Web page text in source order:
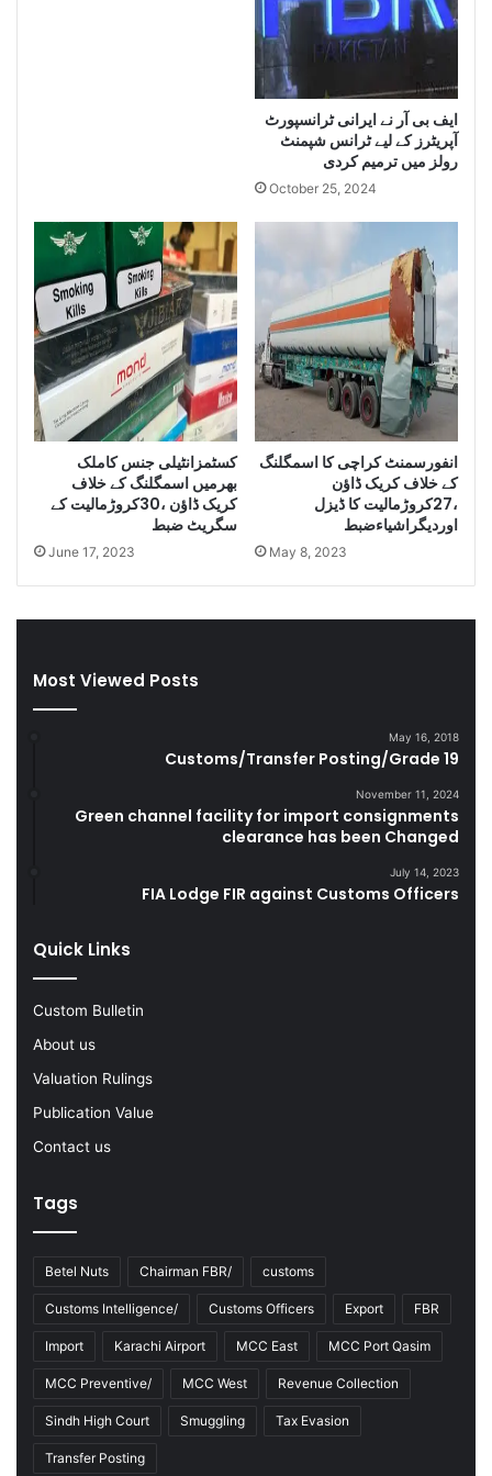
a
t
i
t
o
f
S
m
g
e
g
t
F
0
2
-
2
ایف بی آر نے ایرانی ٹرانسپورٹ
آپریٹرز کے لیے ٹرانس شپمنٹ
رولز میں ترمیم کردی
October 25, 2024
کسٹمزانٹیلی جنس کاملک
بھرمیں اسمگلنگ کے خلاف
کریک ڈاﺅن ،30کروڑمالیت کے
سگریٹ ضبط
June 17, 2023
انفورسمنٹ کراچی کا اسمگلنگ
کے خلاف کریک ڈاﺅن
،27کروڑمالیت کا ڈیزل
اوردیگراشیاءضبط
May 8, 2023
Most Viewed Posts
May 16, 2018
Customs/Transfer Posting/Grade 19
November 11, 2024
Green channel facility for import consignments
clearance has been Changed
July 14, 2023
FIA Lodge FIR against Customs Officers
Quick Links
Custom Bulletin
About us
Valuation Rulings
Publication Value
Contact us
Tags
Betel Nuts Chairman FBR/ customs
Customs Intelligence/ Customs Officers Export FBR
Import Karachi Airport MCC East MCC Port Qasim
MCC Preventive/ MCC West Revenue Collection
Sindh High Court Smuggling Tax Evasion
Transfer Posting